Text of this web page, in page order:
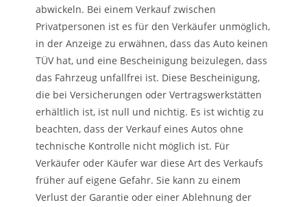
abwickeln. Bei einem Verkauf zwischen
Privatpersonen ist es für den Verkäufer unmöglich,
in der Anzeige zu erwähnen, dass das Auto keinen
TÜV hat, und eine Bescheinigung beizulegen, dass
das Fahrzeug unfallfrei ist. Diese Bescheinigung,
die bei Versicherungen oder Vertragswerkstätten
erhältlich ist, ist null und nichtig. Es ist wichtig zu
beachten, dass der Verkauf eines Autos ohne
technische Kontrolle nicht möglich ist. Für
Verkäufer oder Käufer war diese Art des Verkaufs
früher auf eigene Gefahr. Sie kann zu einem
Verlust der Garantie oder einer Ablehnung der